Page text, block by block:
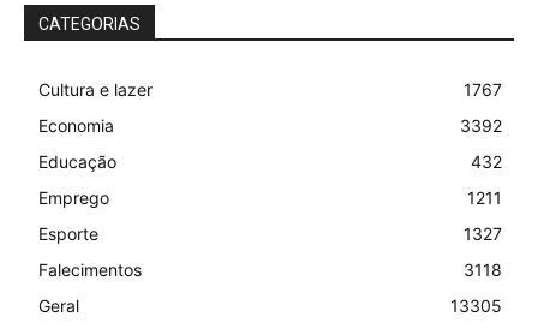
CATEGORIAS
Cultura e lazer
1767
Economia
3392
Educação
432
Emprego
1211
Esporte
1327
Falecimentos
3118
Geral
13305